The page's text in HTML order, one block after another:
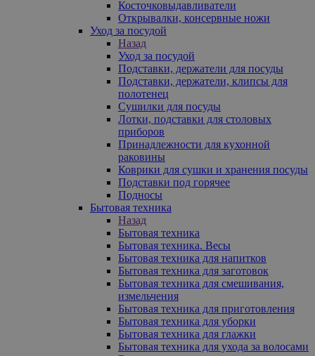
Косточковыдавливатели
Открывалки, консервные ножи
Уход за посудой
Назад
Уход за посудой
Подставки, держатели для посуды
Подставки, держатели, клипсы для
полотенец
Сушилки для посуды
Лотки, подставки для столовых
приборов
Принадлежности для кухонной
раковины
Коврики для сушки и хранения посуды
Подставки под горячее
Подносы
Бытовая техника
Назад
Бытовая техника
Бытовая техника. Весы
Бытовая техника для напитков
Бытовая техника для заготовок
Бытовая техника для смешивания,
измельчения
Бытовая техника для приготовления
Бытовая техника для уборки
Бытовая техника для глажки
Бытовая техника для ухода за волосами